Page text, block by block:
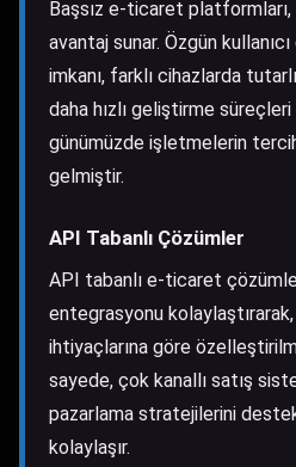
Başsız e-ticaret
avantaj sunar. Özgün
imkanı, farklı cihazlarda
daha hızlı geliştirme
günümüzde işletmelerin
gelmiştir.
API Tabanlı Çözümler
API tabanlı e-ticaret
entegrasyonu
ihtiyaçlarına göre
sayede, çok kanallı satış
pazarlama stratejilerini
kolaylaşır.